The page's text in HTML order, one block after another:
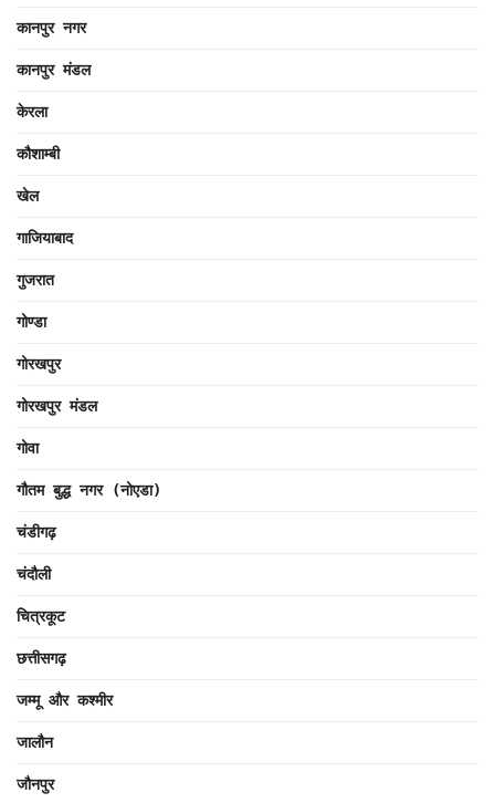
कानपुर नगर
कानपुर मंडल
केरला
कौशाम्बी
खेल
गाजियाबाद
गुजरात
गोण्डा
गोरखपुर
गोरखपुर मंडल
गोवा
गौतम बुद्ध नगर (नोएडा)
चंडीगढ़
चंदौली
चित्रकूट
छत्तीसगढ़
जम्मू और कश्मीर
जालौन
जौनपुर